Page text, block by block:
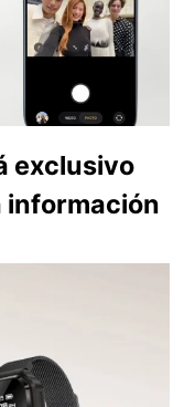
exclusivo
información